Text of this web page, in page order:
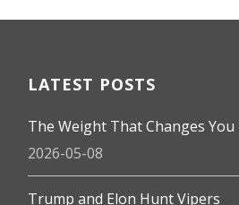
LATEST POSTS
The Weight That Changes You
2026-05-08
Trump and Elon Hunt Vipers